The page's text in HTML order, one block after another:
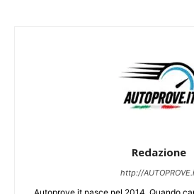
Redazione
http://